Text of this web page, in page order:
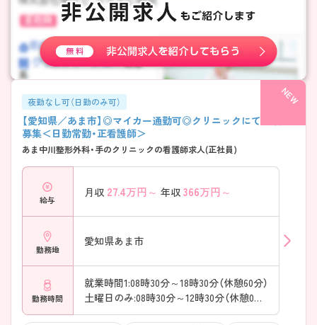
夜勤なし可（日勤のみ可）
【愛知県／あま市】◎マイカー通勤可◎クリニックにて看護師
募集＜日勤常勤・正看護師＞
あま中川整形外科・手のクリニックの看護師求人(正社員)
給与
月収 27.4万円～ 年収 366万円～
勤務地
愛知県あま市
勤務時間
就業時間1:08時30分～18時30分（休憩60分）
土曜日のみ:08時30分～12時30分（休憩0分）